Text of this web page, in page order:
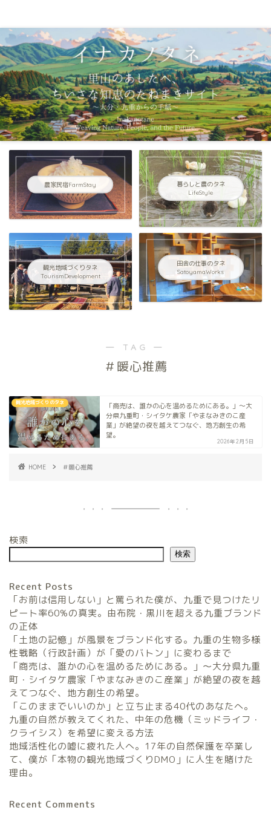
農家民宿FarmStay
暮らしと農のタネ
LifeStyle
観光地域づくりタネ
TourismDevelopment
田舎の仕事のタネ
SatoyamaWorks
― TAG ―
＃暖心推薦
観光地域づくりのタネ
「商売は、誰かの心を温めるためにある。」〜大
分県九重町・シイタケ農家「やまなみきのこ産
業」が絶望の夜を越えてつなぐ、地方創生の希
望。
2026年2月5日
HOME ＃暖心推薦
検索
検索
Recent Posts
「お前は信用しない」と罵られた僕が、九重で見つけたリ
ピート率60%の真実。由布院・黒川を超える九重ブランド
の正体
「土地の記憶」が風景をブランド化する。九重の生物多様
性戦略（行政計画）が「愛のバトン」に変わるまで
「商売は、誰かの心を温めるためにある。」〜大分県九重
町・シイタケ農家「やまなみきのこ産業」が絶望の夜を越
えてつなぐ、地方創生の希望。
「このままでいいのか」と立ち止まる40代のあなたへ。
九重の自然が教えてくれた、中年の危機（ミッドライフ・
クライシス）を希望に変える方法
地域活性化の嘘に疲れた人へ。17年の自然保護を卒業し
て、僕が「本物の観光地域づくりDMO」に人生を賭けた
理由。
Recent Comments
農家民宿FarmStay
暮らしと農のタネLifeStyle
観光地域づくりタネ
TourismDevelopment
田舎の仕事のタネ